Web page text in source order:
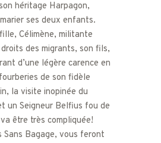
héritage Harpagon,
ses deux enfants.
Célimène, militante
des migrants, son fils,
d’une légère carence en
de son fidèle
la visite inopinée du
un Seigneur Belfius fou de
être très compliquée!
Sans Bagage, vous feront